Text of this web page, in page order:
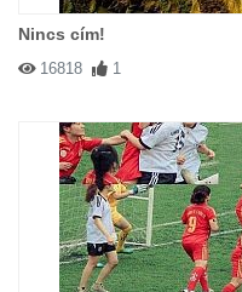
Nincs cím!
16818 1